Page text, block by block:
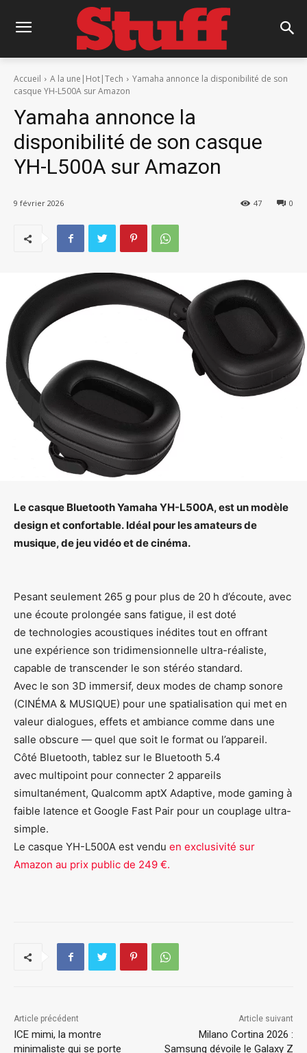
Accueil A la une|Hot|Tech
Yamaha annonce la disponibilité de son
casque YH-L500A sur Amazon
Yamaha annonce la
disponibilité de son casque
YH-L500A sur Amazon
9 février 2026 0
47
Le casque Bluetooth Yamaha YH-L500A, est un modèle
design et confortable. Idéal pour les amateurs de
musique, de jeu vidéo et de cinéma.
Pesant seulement 265 g pour plus de 20 h d’écoute, avec
une écoute prolongée sans fatigue, il est doté
de technologies acoustiques inédites tout en offrant
une expérience son tridimensionnelle ultra-réaliste,
capable de transcender le son stéréo standard.
Avec le son 3D immersif, deux modes de champ sonore
(CINÉMA & MUSIQUE) pour une spatialisation qui met en
valeur dialogues, effets et ambiance comme dans une
salle obscure — quel que soit le format ou l’appareil.
Côté Bluetooth, tablez sur le Bluetooth 5.4
avec multipoint pour connecter 2 appareils
simultanément, Qualcomm aptX Adaptive, mode gaming à
faible latence et Google Fast Pair pour un couplage ultra-
simple.
Le casque YH-L500A est vendu en exclusivité sur
Amazon au prix public de 249 €.
Article précédent
ICE mimi, la montre
minimaliste qui se porte
Article suivant
Milano Cortina 2026 :
Samsung dévoile le Galaxy Z